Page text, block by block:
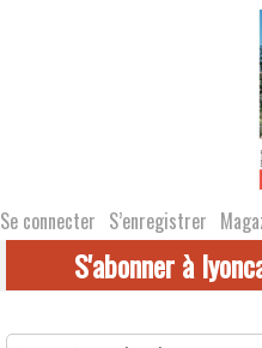
Se connecter S’enregistrer
S'abonner à